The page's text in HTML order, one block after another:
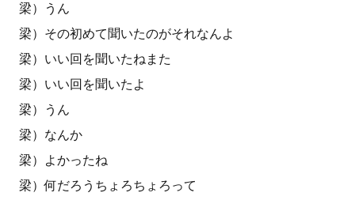
梁）うん
梁）その初めて聞いたのがそれなんよ
梁）いい回を聞いたねまた
梁）いい回を聞いたよ
梁）うん
梁）なんか
梁）よかったね
梁）何だろうちょろちょろって